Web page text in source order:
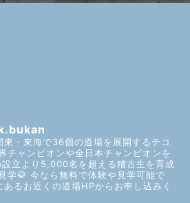
東・東海で36個の道場を展開するテコ
チャンピオンや全日本チャンピオンを
立より5,000名を超える稽古生を育成
学🥋 今なら無料で体験や見学可能で
あるお近くの道場HPからお申し込みく